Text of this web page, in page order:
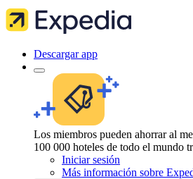
Descargar app
Los miembros pueden ahorrar al
100 000 hoteles de todo el mundo
Iniciar sesión
Más información sobre